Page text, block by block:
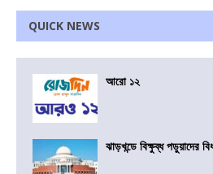
QUICK NEWS
আরো ১২
ঝাড়খন্ডে বিক্ষুব্ধ পড়ুয়াদের